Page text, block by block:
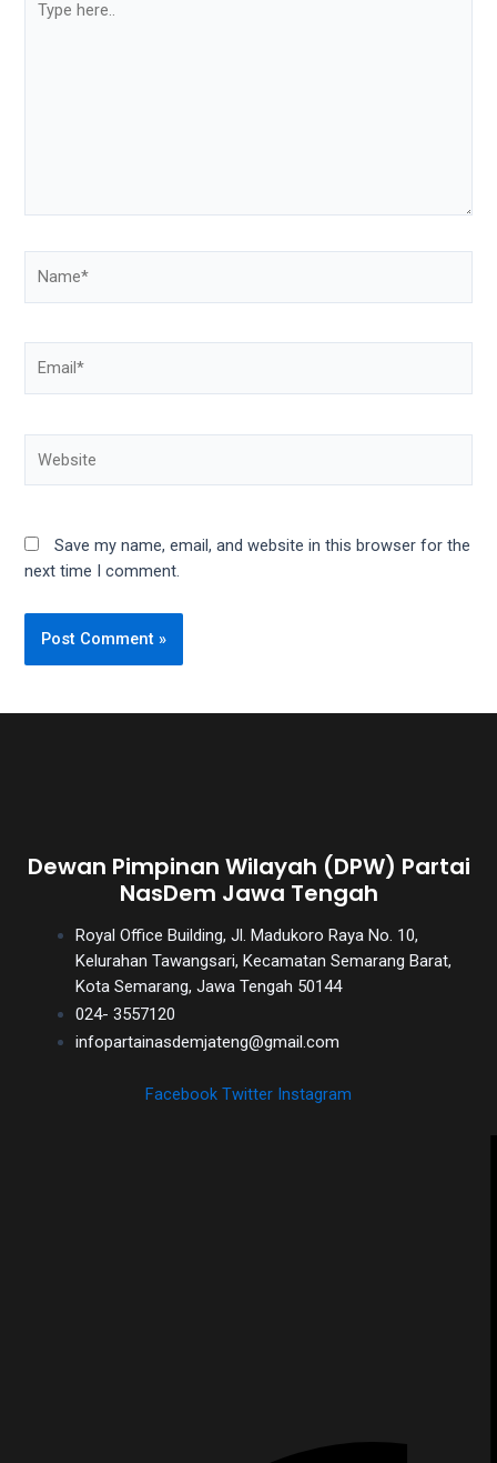
here..
Save my name, email, and website in this browser for the
next time I comment.
Dewan Pimpinan Wilayah (DPW) Partai
NasDem Jawa Tengah
Royal Office Building, Jl. Madukoro Raya No. 10,
Kelurahan Tawangsari, Kecamatan Semarang Barat,
Kota Semarang, Jawa Tengah 50144
024- 3557120
infopartainasdemjateng@gmail.com
Facebook Twitter Instagram